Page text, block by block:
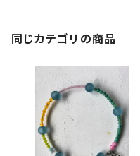
同じカテゴリの商品